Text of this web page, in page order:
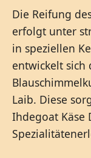
Die Reifung
erfolgt unter
in speziellen
entwickelt sich
Laib. Diese
Ihdegoat Käse